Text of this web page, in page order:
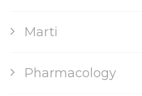
Marti
Pharmacology